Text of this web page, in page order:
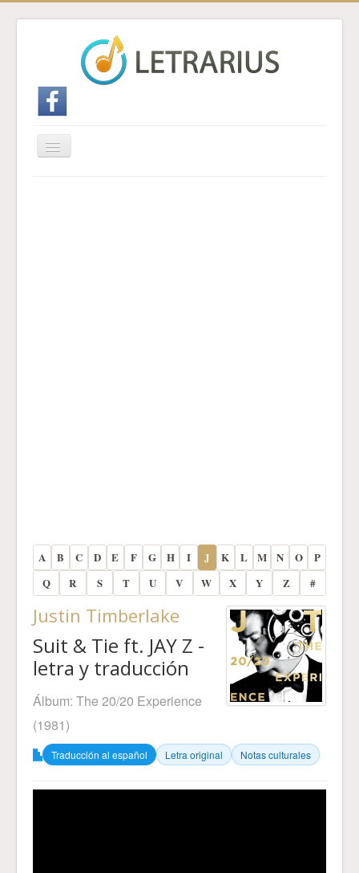
Cambiar
navegación
A B C D E F G H I J K L M N O
P
Q
R S T U V W X Y Z #
Justin Timberlake
Suit & Tie ft. JAY Z -
letra y traducción
Álbum: The 20/20 Experience
(1981)
Traducción al español Letra original Notas culturales